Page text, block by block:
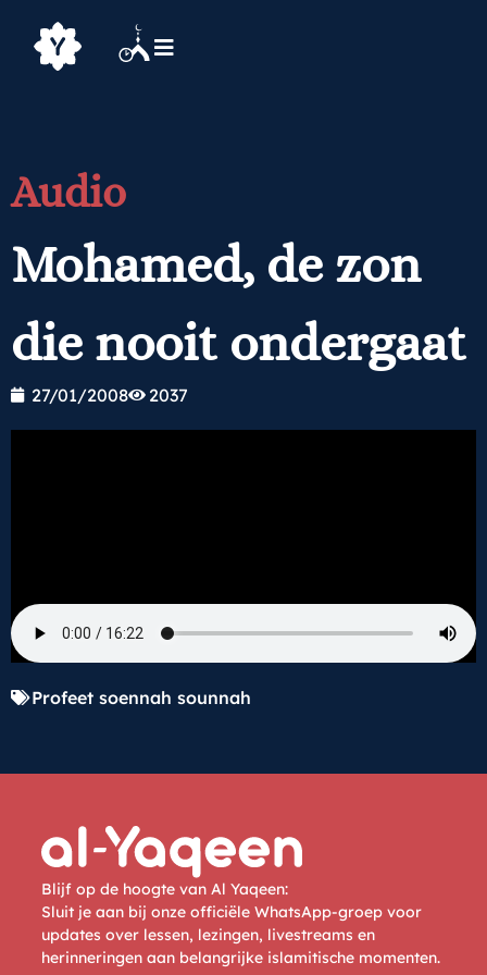
Audio
Mohamed, de zon
die nooit ondergaat
27/01/2008 2037
Profeet soennah sounnah
Blijf op de hoogte van Al Yaqeen:
Sluit je aan bij onze officiële WhatsApp-groep voor
updates over lessen, lezingen, livestreams en
herinneringen aan belangrijke islamitische momenten.